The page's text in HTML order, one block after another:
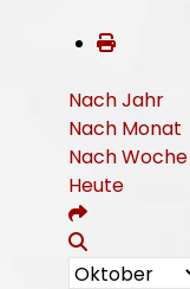
Nach Jahr
Nach Monat
Nach Woche
Heute